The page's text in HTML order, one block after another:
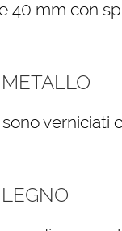
40 mm con
verniciati